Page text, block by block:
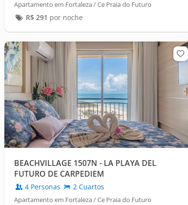
Apartamento em Fortaleza / Ce Praia do Futuro
R$ 291 por noche
BEACHVILLAGE 1507N - LA PLAYA DEL
FUTURO DE CARPEDIEM
4 Personas 2 Cuartos
Apartamento em Fortaleza / Ce Praia do Futuro